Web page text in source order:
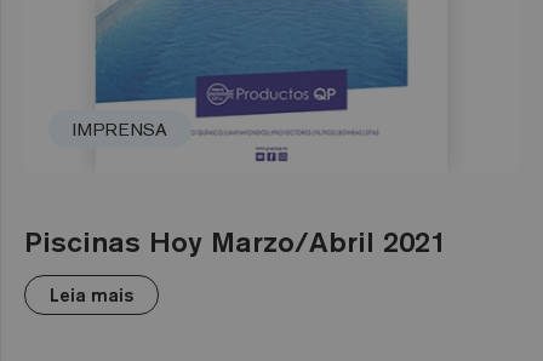
IMPRENSA
Piscinas Hoy Marzo/Abril 2021
Leia mais